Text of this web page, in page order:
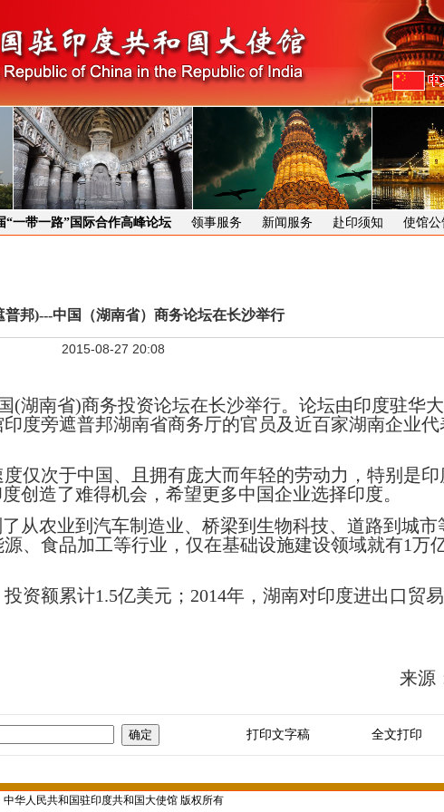
“一带一路”国际合作高峰论坛 领事服务 新闻服务 赴印须知 使馆公
普邦)---中国（湖南省）商务论坛在长沙举行
2015-08-27 20:08
(湖南省)商务投资论坛在长沙举行。论坛由印度驻华
度旁遮普邦湖南省商务厅的官员及近百家湖南企业
次于中国、且拥有庞大而年轻的劳动力，特别是印
创造了难得机会，希望更多中国企业选择印度。
农业到汽车制造业、桥梁到生物科技、道路到城市
、食品加工等行业，仅在基础设施建设领域就有1万
投资额累计1.5亿美元； 2014年，湖南对印度进出口贸
来源
打印文字稿 全文打印
中华人民共和国驻印度共和国大使馆 版权所有